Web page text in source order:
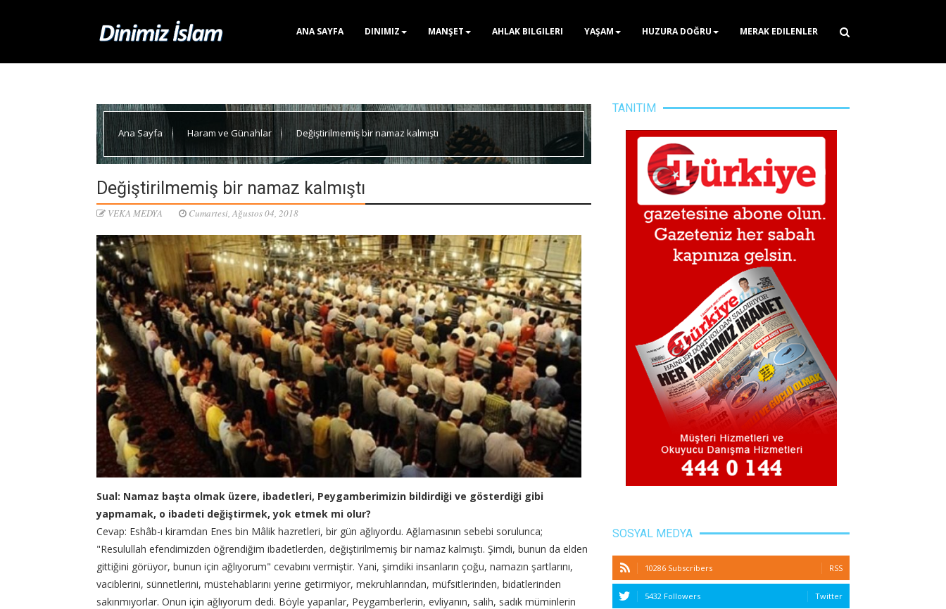
ANA SAYFA DINIMIZ MANŞET AHLAK BILGILERI YAŞAM HUZURA DOĞRU MERAK EDILENLER
Ana Sayfa Haram ve Günahlar Değiştirilmemiş bir namaz kalmıştı
Değiştirilmemiş bir namaz kalmıştı
VEKA MEDYA Cumartesi, Ağustos 04, 2018
Sual: Namaz başta olmak üzere, ibadetleri, Peygamberimizin bildirdiği ve gösterdiği gibi
yapmamak, o ibadeti değiştirmek, yok etmek mi olur?
Cevap: Eshâb-ı kiramdan Enes bin Mâlik hazretleri, bir gün ağlıyordu. Ağlamasının sebebi sorulunca;
"Resulullah efendimizden öğrendiğim ibadetlerden, değiştirilmemiş bir namaz kalmıştı. Şimdi, bunun da elden
gittiğini görüyor, bunun için ağlıyorum" cevabını vermiştir. Yani, şimdiki insanların çoğu, namazın şartlarını,
vaciblerini, sünnetlerini, müstehablarını yerine getirmiyor, mekruhlarından, müfsitlerinden, bidatlerinden
sakınmıyorlar. Onun için ağlıyorum dedi. Böyle yapanlar, Peygamberlerin, evliyanın, salih, sadık müminlerin
TANITIM
SOSYAL MEDYA
10286 Subscribers RSS
5432 Followers Twitter